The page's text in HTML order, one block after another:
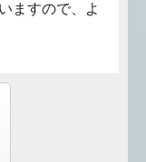
ますので、よ